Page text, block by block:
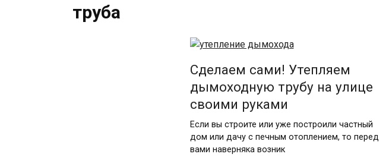
труба
Сделаем сами! Утепляем
дымоходную трубу на улице
своими руками
Если вы строите или уже построили частный
дом или дачу с печным отоплением, то перед
вами наверняка возник